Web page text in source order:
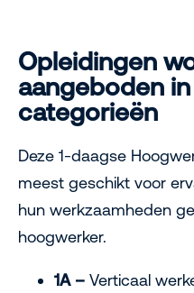
Opleidingen
aangeboden
categorieën
Deze 1-daagse
meest geschikt voor
hun werkzaamheden
hoogwerker.
1A – Verticaal